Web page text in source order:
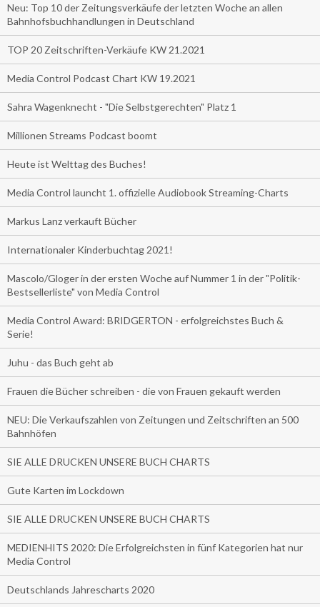
Neu: Top 10 der Zeitungsverkäufe der letzten Woche an allen
Bahnhofsbuchhandlungen in Deutschland
TOP 20 Zeitschriften-Verkäufe KW 21.2021
Media Control Podcast Chart KW 19.2021
Sahra Wagenknecht - "Die Selbstgerechten" Platz 1
Millionen Streams Podcast boomt
Heute ist Welttag des Buches!
Media Control launcht 1. offizielle Audiobook Streaming-Charts
Markus Lanz verkauft Bücher
Internationaler Kinderbuchtag 2021!
Mascolo/Gloger in der ersten Woche auf Nummer 1 in der "Politik-
Bestsellerliste" von Media Control
Media Control Award: BRIDGERTON - erfolgreichstes Buch &
Serie!
Juhu - das Buch geht ab
Frauen die Bücher schreiben - die von Frauen gekauft werden
NEU: Die Verkaufszahlen von Zeitungen und Zeitschriften an 500
Bahnhöfen
SIE ALLE DRUCKEN UNSERE BUCH CHARTS
Gute Karten im Lockdown
SIE ALLE DRUCKEN UNSERE BUCH CHARTS
MEDIENHITS 2020: Die Erfolgreichsten in fünf Kategorien hat nur
Media Control
Deutschlands Jahrescharts 2020